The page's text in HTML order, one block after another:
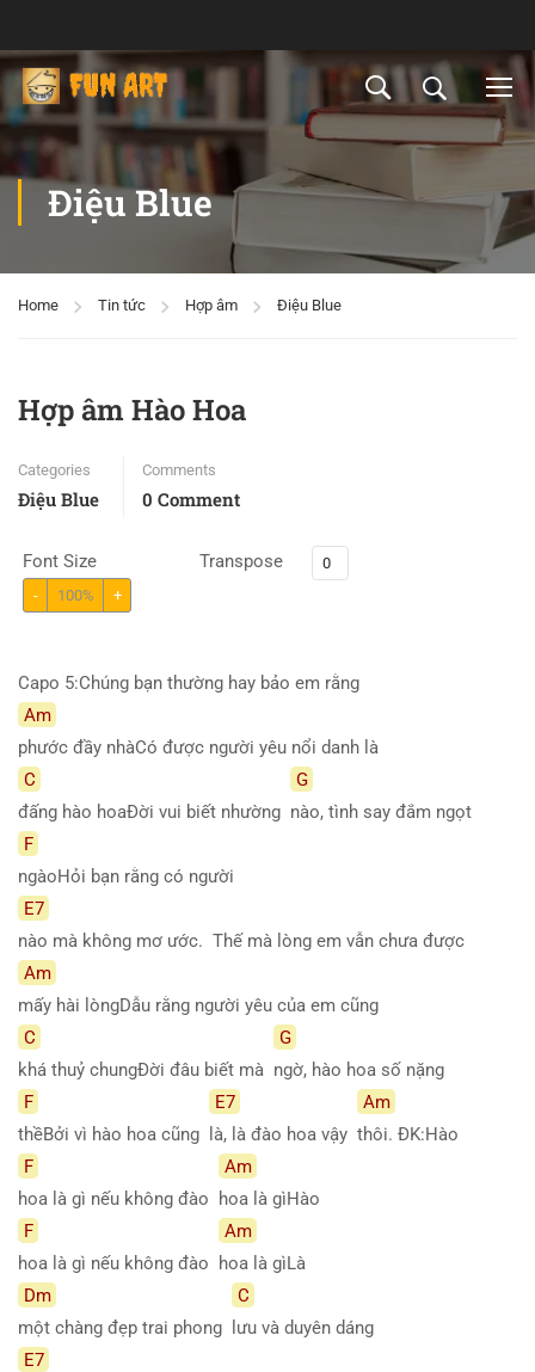
Điệu Blue
Home Tin tức Hợp âm Điệu Blue
Hợp âm Hào Hoa
Categories
Điệu Blue
Comments
0 Comment
Font Size
- 100% +
Transpose
Capo 5:Chúng bạn thường hay bảo em rằng
Am
phước đầy nhàCó được người yêu nổi danh là
C
đấng hào hoaĐời vui biết nhường
G
nào, tình say đắm ngọt
F
ngàoHỏi bạn rằng có người
E7
nào mà không mơ ước. Thế mà lòng em vẫn chưa được
Am
mấy hài lòngDẫu rằng người yêu của em cũng
C
khá thuỷ chungĐời đâu biết mà
G
ngờ, hào hoa số nặng
F
thềBởi vì hào hoa cũng
E7
là, là đào hoa vậy
Am
thôi. ĐK:Hào
F
hoa là gì nếu không đào
Am
hoa là gìHào
F
hoa là gì nếu không đào
Am
hoa là gìLà
Dm
một chàng đẹp trai phong
C
lưu và duyên dáng
E7